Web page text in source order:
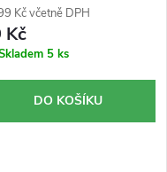
Kč včetně DPH
Kč
5 ks
DO KOŠÍKU